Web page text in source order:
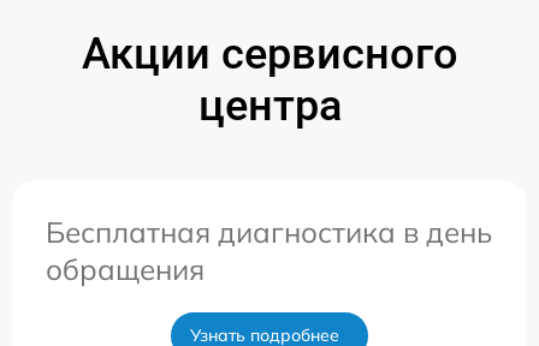
Акции сервисного
центра
Бесплатная диагностика в день
обращения
Узнать подробнее